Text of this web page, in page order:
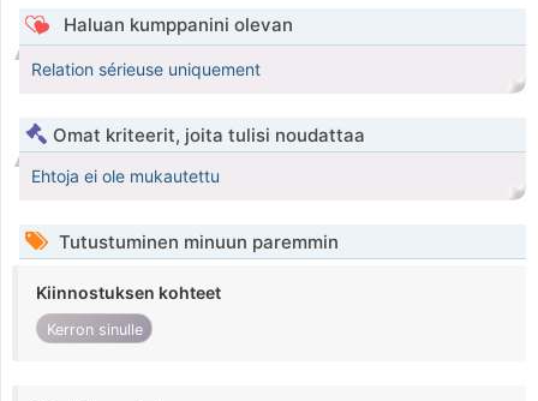
Haluan kumppanini olevan
Relation sérieuse uniquement
Omat kriteerit, joita tulisi noudattaa
Ehtoja ei ole mukautettu
Tutustuminen minuun paremmin
Kiinnostuksen kohteet
Kerron sinulle